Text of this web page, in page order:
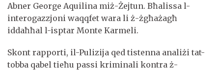
Abner George Aquilina miż-Żejtun. Bħalissa l-
interogazzjoni waqqfet wara li ż-żgħażagħ
iddaħħal l-isptar Monte Karmeli.
Skont rapporti, il-Pulizija qed tistenna analiżi tat-
tobba qabel tieħu passi kriminali kontra ż-